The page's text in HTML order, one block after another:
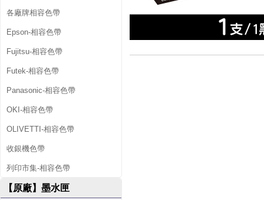
各廠牌相容色帶
Epson-相容色帶
Fujitsu-相容色帶
Futek-相容色帶
Panasonic-相容色帶
OKI-相容色帶
OLIVETTI-相容色帶
收銀機色帶
列印市集-相容色帶
【原廠】墨水匣